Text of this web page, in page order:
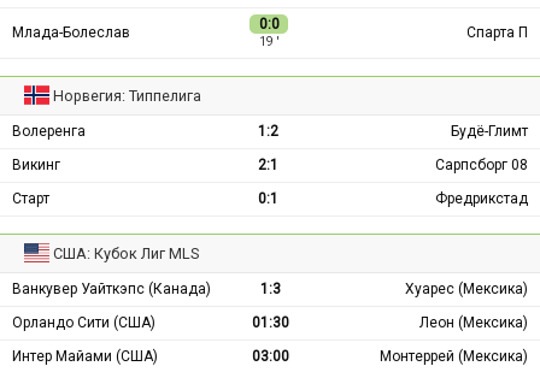
Млада-Болеслав 0:0
19 ′
Спарта П
Норвегия: Типпелига
Волеренга 1:2
Будё-Глимт
Викинг
2:1
Сарпсборг 08
Старт
0:1 Фредрикстад
США: Кубок Лиг MLS
Ванкувер Уайткэпс (Канада) 1:3
Хуарес (Мексика)
Орландо Сити (США)
01:30
Леон (Мексика)
Интер Майами (США)
03:00
Монтеррей (Мексика)